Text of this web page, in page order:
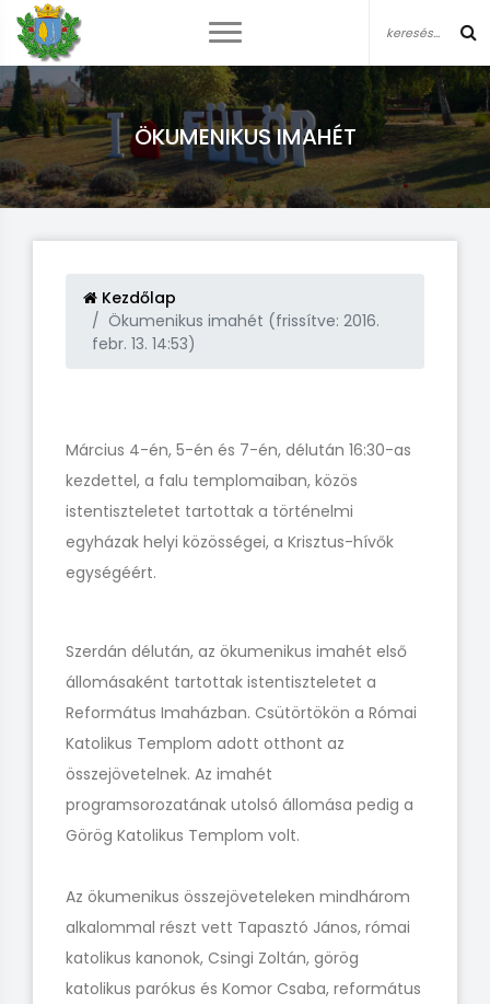
ÖKUMENIKUS IMAHÉT
Kezdőlap
Ökumenikus imahét (frissítve: 2016.
febr. 13. 14:53)
Március 4-én, 5-én és 7-én, délután 16:30-as
kezdettel, a falu templomaiban, közös
istentiszteletet tartottak a történelmi
egyházak helyi közösségei, a Krisztus-hívők
egységéért.
Szerdán délután, az ökumenikus imahét első
állomásaként tartottak istentiszteletet a
Református Imaházban. Csütörtökön a Római
Katolikus Templom adott otthont az
összejövetelnek. Az imahét
programsorozatának utolsó állomása pedig a
Görög Katolikus Templom volt.
Az ökumenikus összejöveteleken mindhárom
alkalommal részt vett Tapasztó János, római
katolikus kanonok, Csingi Zoltán, görög
katolikus parókus és Komor Csaba, református